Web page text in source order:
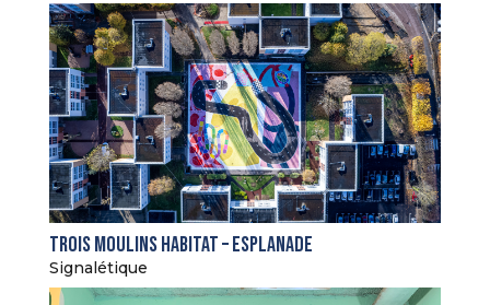
Trois Moulins Habitat – Esplanade
Signalétique